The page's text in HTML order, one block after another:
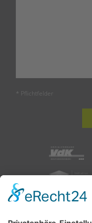
* Pflichtfelder